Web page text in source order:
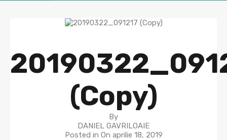
(Copy)
By
DANIEL GAVRILOAIE
Posted in On aprilie 18, 2019